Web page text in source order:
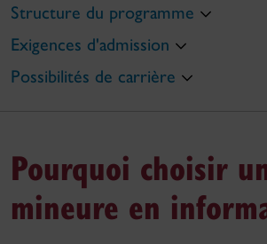
Structure du programme
Exigences d'admission
Possibilités de carrière
Pourquoi choisir
mineure en